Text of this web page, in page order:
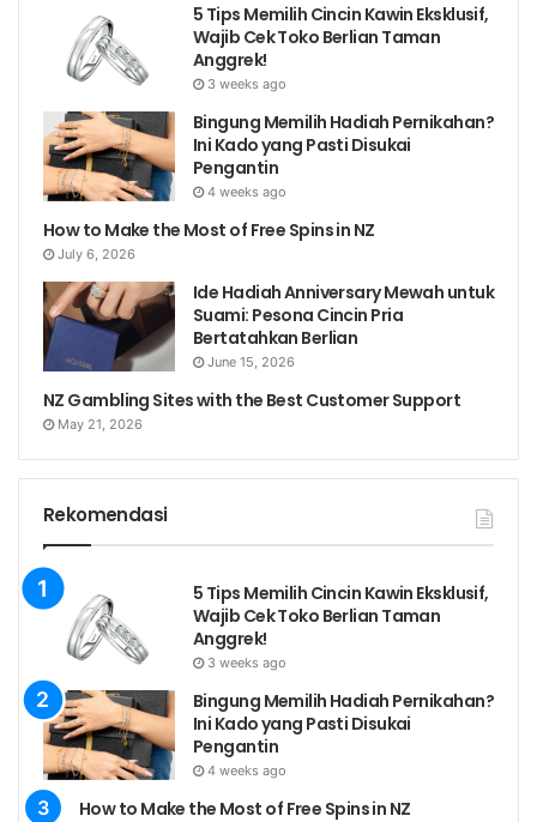
5 Tips Memilih Cincin Kawin Eksklusif,
Wajib Cek Toko Berlian Taman
Anggrek!
3 weeks ago
Bingung Memilih Hadiah Pernikahan?
Ini Kado yang Pasti Disukai
Pengantin
4 weeks ago
How to Make the Most of Free Spins in NZ
July 6, 2026
Ide Hadiah Anniversary Mewah untuk
Suami: Pesona Cincin Pria
Bertatahkan Berlian
June 15, 2026
NZ Gambling Sites with the Best Customer Support
May 21, 2026
Rekomendasi
5 Tips Memilih Cincin Kawin Eksklusif,
Wajib Cek Toko Berlian Taman
Anggrek!
3 weeks ago
Bingung Memilih Hadiah Pernikahan?
Ini Kado yang Pasti Disukai
Pengantin
4 weeks ago
How to Make the Most of Free Spins in NZ